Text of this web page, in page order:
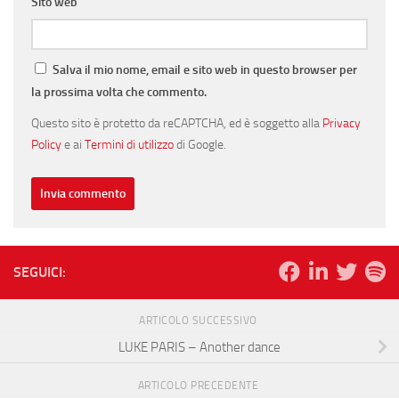
Salva il mio nome, email e sito web in questo browser per
la prossima volta che commento.
Questo sito è protetto da reCAPTCHA, ed è soggetto alla Privacy
Policye ai Termini di utilizzodi Google.
SEGUICI:
ARTICOLO SUCCESSIVO
LUKE PARIS – Another dance
ARTICOLO PRECEDENTE